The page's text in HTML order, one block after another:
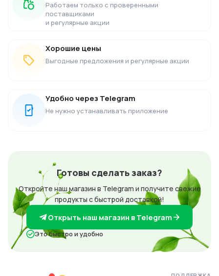
Работаем только с проверенными
поставщиками
и регулярные акции
Хорошие цены
Выгодные предложения и регулярные акции
Удобно через Telegram
Не нужно устанавливать приложение
Готовы сделать заказ?
Откройте наш магазин в Telegram и получите свежие
продукты с быстрой доставкой!
Открыть наш магазин в Telegram
Это быстро и удобно